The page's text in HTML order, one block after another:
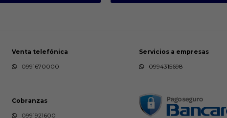
Venta telefónica
0991670000
Servicios a empresas
0994315698
Cobranzas
0991921600